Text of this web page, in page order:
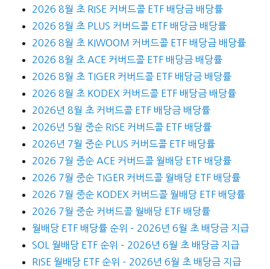
2026 8월 초 RISE 커버드콜 ETF 배당금 배당률
2026 8월 초 PLUS 커버드콜 ETF 배당금 배당률
2026 8월 초 KIWOOM 커버드콜 ETF 배당금 배당률
2026 8월 초 ACE 커버드콜 ETF 배당금 배당률
2026 8월 초 TIGER 커버드콜 ETF 배당금 배당률
2026 8월 초 KODEX 커버드콜 ETF 배당금 배당률
2026년 8월 초 커버드콜 ETF 배당금 배당률
2026년 5월 중순 RISE 커버드콜 ETF 배당률
2026년 7월 중순 PLUS 커버드콜 ETF 배당률
2026 7월 중순 ACE 커버드콜 월배당 ETF 배당률
2026 7월 중순 TIGER 커버드콜 월배당 ETF 배당률
2026 7월 중순 KODEX 커버드콜 월배당 ETF 배당률
2026 7월 중순 커버드콜 월배당 ETF 배당률
월배당 ETF 배당률 순위 – 2026년 6월 초 배당금 지급
SOL 월배당 ETF 순위 – 2026년 6월 초 배당금 지급
RISE 월배당 ETF 순위 – 2026년 6월 초 배당금 지급